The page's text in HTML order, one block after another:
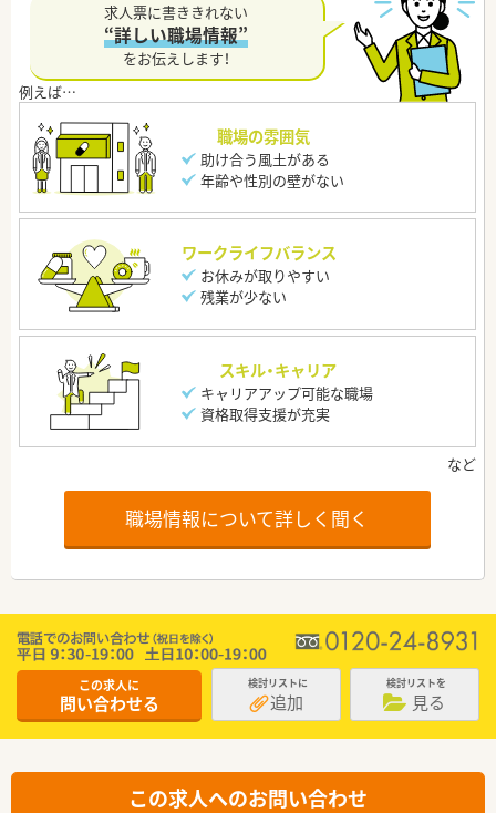
求人票に書ききれない
“詳しい職場情報”
をお伝えします！
職場の雰囲気
助け合う風土がある
年齢や性別の壁がない
ワークライフバランス
お休みが取りやすい
残業が少ない
スキル・キャリア
キャリアアップ可能な職場
資格取得支援が充実
職場情報について詳しく聞く
この求人に
問い合わせる
検討リストに
追加
検討リストを
見る
この求人へのお問い合わせ